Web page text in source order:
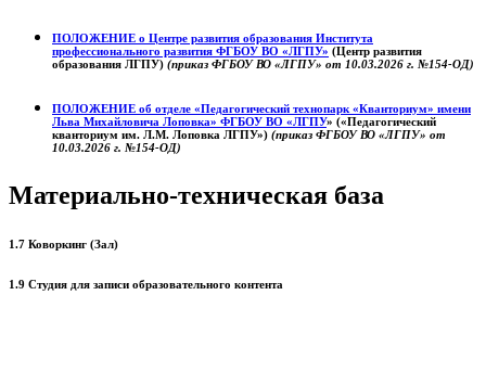
ПОЛОЖЕНИЕ о Центре развития образования Института
профессионального развития ФГБОУ ВО «ЛГПУ» (Центр развития
образования ЛГПУ) (приказ ФГБОУ ВО «ЛГПУ» от 10.03.2026 г. №154-ОД)
ПОЛОЖЕНИЕ об отделе «Педагогический технопарк «Кванториум» имени
Льва Михайловича Лоповка» ФГБОУ ВО «ЛГПУ» («Педагогический
кванториум им. Л.М. Лоповка ЛГПУ») (приказ ФГБОУ ВО «ЛГПУ» от
10.03.2026 г. №154-ОД)
Материально-техническая база
1.7 Коворкинг (Зал)
1.9 Студия для записи образовательного контента